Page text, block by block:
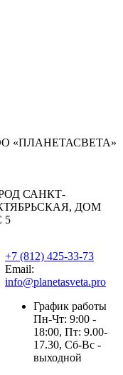
«ПЛАНЕТАСВЕТА»
САНКТ-
ДОМ
5
+7 (812) 425-33-73
Email:
info@planetasveta.pro
График работы
Пн-Чт: 9:00 -
18:00, Пт: 9.00-
17.30, Сб-Вс -
выходной